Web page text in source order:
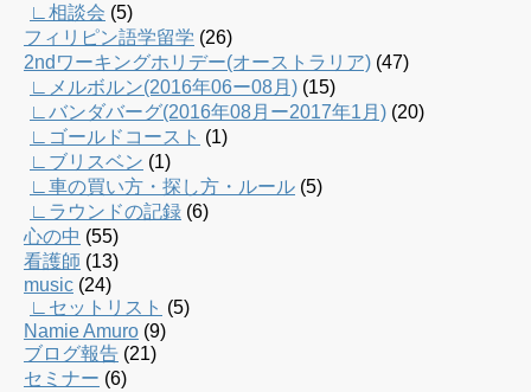
∟相談会 (5)
フィリピン語学留学 (26)
2ndワーキングホリデー(オーストラリア) (47)
∟メルボルン(2016年06ー08月) (15)
∟バンダバーグ(2016年08月ー2017年1月) (20)
∟ゴールドコースト (1)
∟ブリスベン (1)
∟車の買い方・探し方・ルール (5)
∟ラウンドの記録 (6)
心の中 (55)
看護師 (13)
music (24)
∟セットリスト (5)
Namie Amuro (9)
ブログ報告 (21)
セミナー (6)